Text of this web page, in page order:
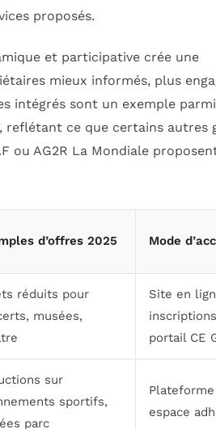
proposés.
et participative crée une
mieux informés, plus
intégrés sont un exemple
reflétant ce que certains autres
ou AG2R La Mondiale
d’offres 2025 Mode
réduits pour
musées,
Site en
portail CE
sur
sportifs,
parc
Plateforme
espace